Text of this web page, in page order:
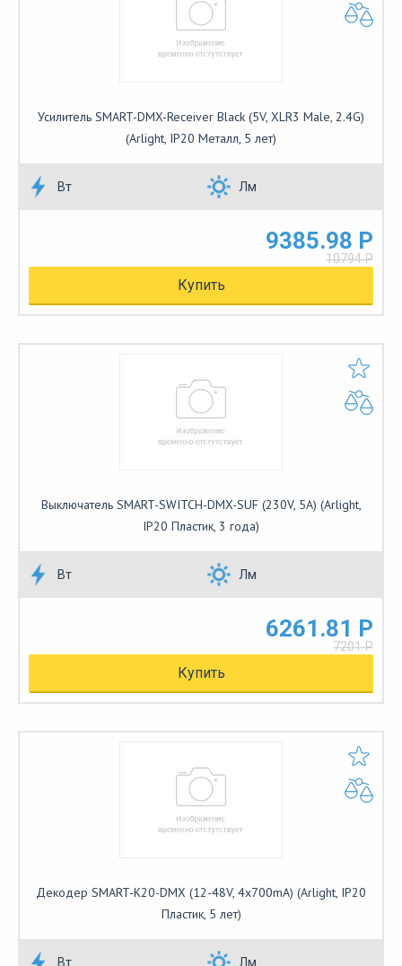
Усилитель SMART-DMX-Receiver Black (5V, XLR3 Male, 2.4G)
(Arlight, IP20 Металл, 5 лет)
Вт Лм
9385.98 Р
10794 Р
Купить
Выключатель SMART-SWITCH-DMX-SUF (230V, 5A) (Arlight,
IP20 Пластик, 3 года)
Вт Лм
6261.81 Р
7201 Р
Купить
Декодер SMART-K20-DMX (12-48V, 4x700mA) (Arlight, IP20
Пластик, 5 лет)
Вт Лм